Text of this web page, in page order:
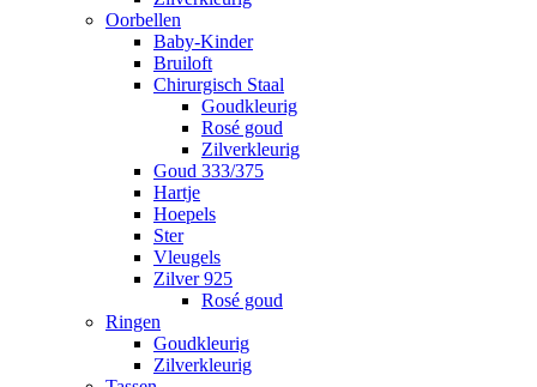
Oorbellen
Baby-Kinder
Bruiloft
Chirurgisch Staal
Goudkleurig
Rosé goud
Zilverkleurig
Goud 333/375
Hartje
Hoepels
Ster
Vleugels
Zilver 925
Rosé goud
Ringen
Goudkleurig
Zilverkleurig